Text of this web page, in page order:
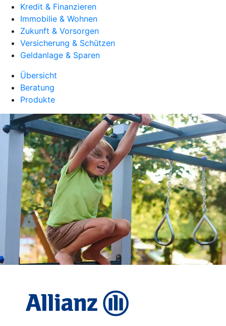
Kredit & Finanzieren
Immobilie & Wohnen
Zukunft & Vorsorgen
Versicherung & Schützen
Geldanlage & Sparen
Übersicht
Beratung
Produkte